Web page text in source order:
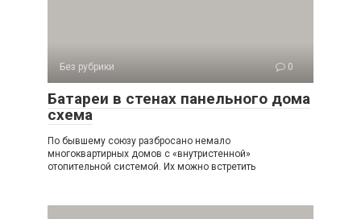
Без рубрики 0
Батареи в стенах панельного дома
схема
По бывшему союзу разбросано немало
многоквартирных домов с «внутристенной»
отопительной системой. Их можно встретить